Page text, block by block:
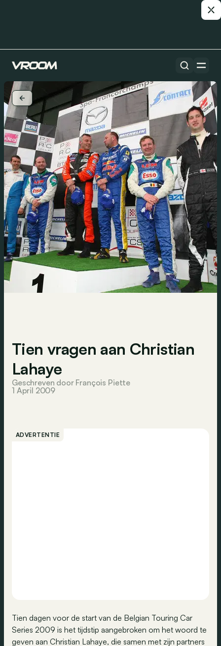
Tien vragen aan Christian
Lahaye
Geschreven door François Piette
1 April 2009
ADVERTENTIE
Tien dagen voor de start van de Belgian Touring Car
Series 2009 is het tijdstip aangebroken om het woord te
geven aan Christian Lahaye, die samen met zijn partners